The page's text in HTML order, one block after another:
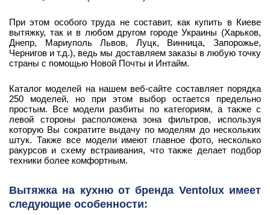
При этом особого труда не составит, как купить в Киеве
вытяжку, так и в любом другом городе Украины (Харьков,
Днепр, Мариуполь Львов, Луцк, Винница, Запорожье,
Чернигов и т.д.), ведь мы доставляем заказы в любую точку
страны с помощью Новой Почты и Интайм.
Каталог моделей на нашем веб-сайте составляет порядка
250 моделей, но при этом выбор остается предельно
простым. Все модели разбиты по категориям, а также с
левой стороны расположена зона фильтров, используя
которую Вы сократите выдачу по моделям до нескольких
штук. Также все модели имеют главное фото, несколько
ракурсов и схему встраивания, что также делает подбор
техники более комфортным.
Вытяжка на кухню от бренда Ventolux имеет
следующие особенности: